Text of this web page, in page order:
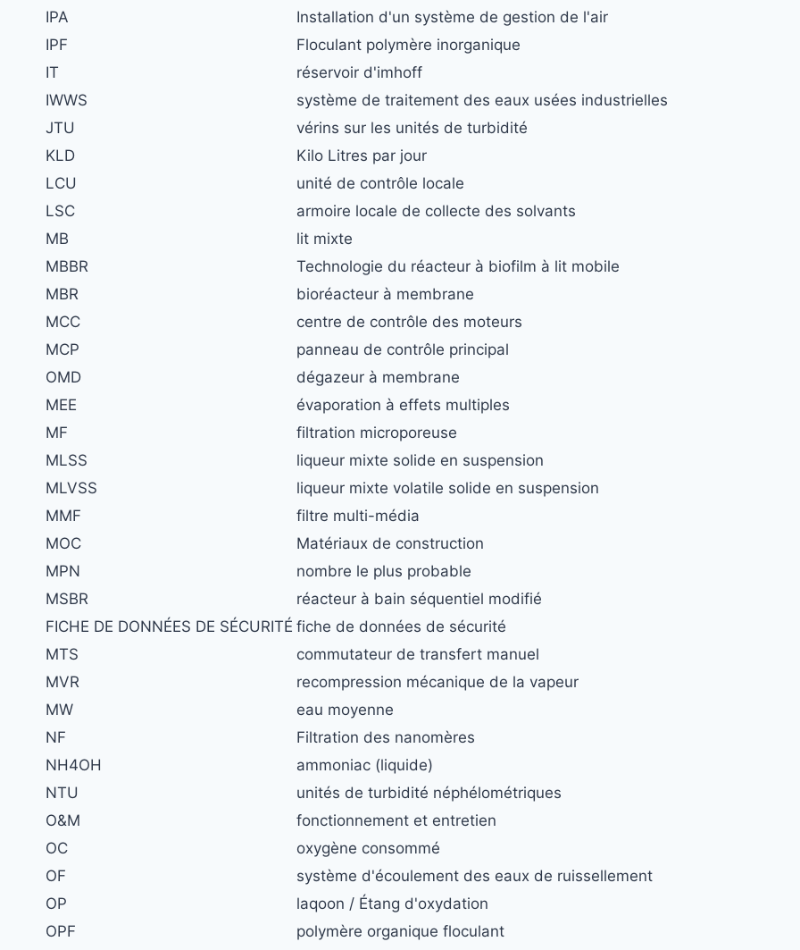
IPA
Installation d'un système de gestion de l'air
IPF
Floculant polymère inorganique
IT
réservoir d'imhoff
IWWS
système de traitement des eaux usées industrielles
JTU
vérins sur les unités de turbidité
KLD
Kilo Litres par jour
LCU
unité de contrôle locale
LSC
armoire locale de collecte des solvants
MB
lit mixte
MBBR
Technologie du réacteur à biofilm à lit mobile
MBR
bioréacteur à membrane
MCC
centre de contrôle des moteurs
MCP
panneau de contrôle principal
OMD
dégazeur à membrane
MEE
évaporation à effets multiples
MF
filtration microporeuse
MLSS
liqueur mixte solide en suspension
MLVSS
liqueur mixte volatile solide en suspension
MMF
filtre multi-média
MOC
Matériaux de construction
MPN
nombre le plus probable
MSBR
réacteur à bain séquentiel modifié
FICHE DE DONNÉES DE SÉCURITÉ fiche de données de sécurité
MTS
commutateur de transfert manuel
MVR
recompression mécanique de la vapeur
MW
eau moyenne
NF
Filtration des nanomères
NH4OH
ammoniac (liquide)
NTU
unités de turbidité néphélométriques
O&M
fonctionnement et entretien
OC
oxygène consommé
OF
système d'écoulement des eaux de ruissellement
OP
laqoon / Étang d'oxydation
OPF
polymère organique floculant